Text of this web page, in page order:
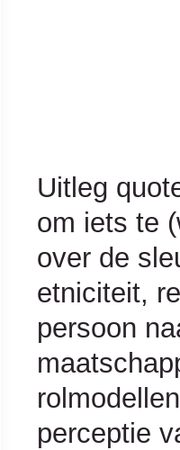
Uitleg
om iets te
over de
etniciteit,
persoon
perceptie